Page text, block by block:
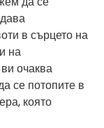
в сърцето на
на
ви очаква
се потопите в
която